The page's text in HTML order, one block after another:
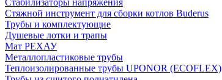
Стабилизаторы напряжения
Стяжной инструмент для сборки котлов Buderus
Трубы и комплектующие
Душевые лотки и трапы
Мат РЕХАУ
Металлопластиковые трубы
Теплоизолированные трубы UPONOR (ECOFLEX)